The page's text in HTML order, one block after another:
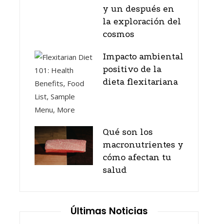
y un después en
la exploración del
cosmos
Impacto ambiental
positivo de la
dieta flexitariana
Qué son los
macronutrientes y
cómo afectan tu
salud
Últimas Noticias